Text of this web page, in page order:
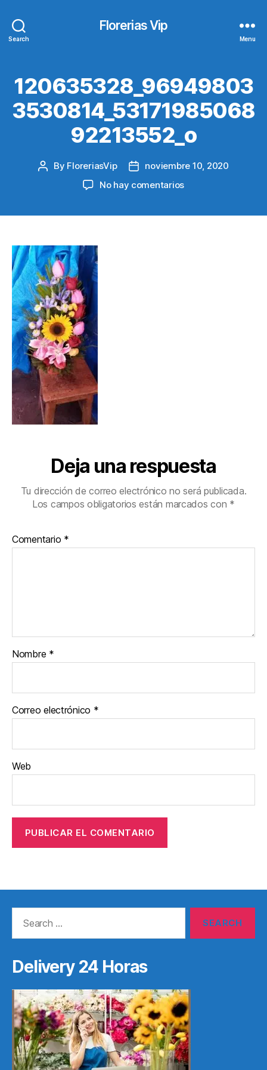
Search
Florerias Vip
Menu
120635328_96949803
3530814_53171985068
92213552_o
Post
By FloreriasVip
Postnoviembre 10, 2020
No hay comentariosen
Deja una respuesta
Tu dirección de correo electrónico no será publicada.
Los campos obligatorios están marcados con *
Comentario *
Nombre *
Correo electrónico *
Web
Delivery 24 Horas